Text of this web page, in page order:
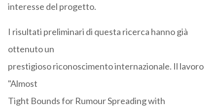
interesse del progetto.
I risultati preliminari di questa ricerca hanno già
ottenuto un
prestigioso riconoscimento internazionale. Il lavoro
"Almost
Tight Bounds for Rumour Spreading with